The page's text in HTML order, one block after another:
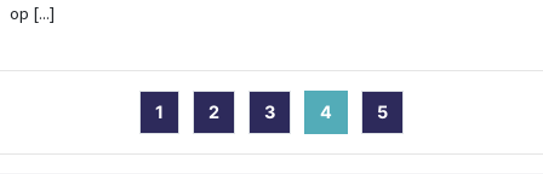
op [...]
1 2 3 4 (current)
5